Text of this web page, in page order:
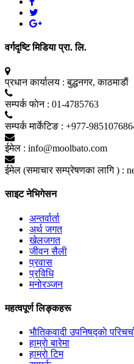
वर्गदृष्टि मिडिया प्रा. लि.
प्रधान कार्यालय : बुद्धनगर, काठमाडाैं
सम्पर्क फाेन : 01-4785763
सम्पर्क मार्केटिङ : +977-
ईमेल : info@moolbato.com
ईमेल (समाचार सम्प्रेषणका लागि ) :
साइट नेभिगेसन
अन्तर्वार्ता
अर्थ जगत
खेलजगत
जीवन सैली
प्रवास
प्रविधि
मनोरञ्जन
महत्वपूर्ण लिङ्कहरू
भाैतिकवादी उपनिषद्काे
हाम्राे बारेमा
हाम्राे टिम